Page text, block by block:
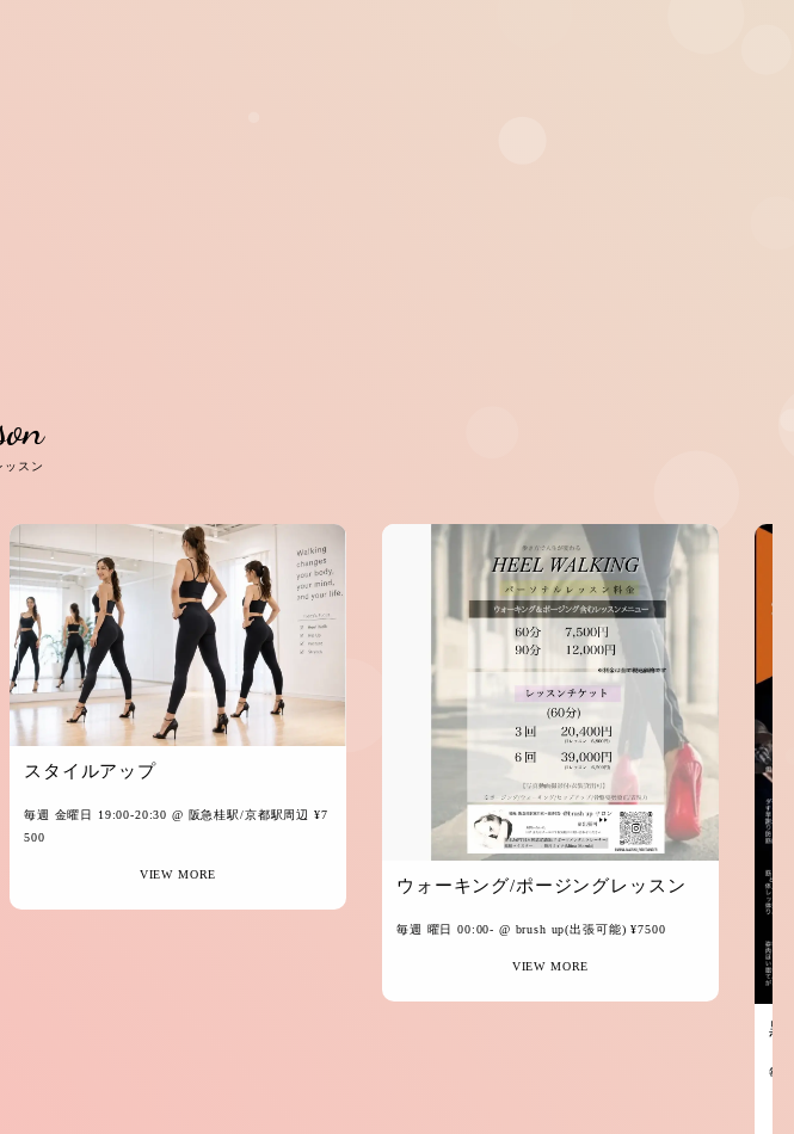
ッスン
スタイルアップ
毎週 金曜日 19:00-20:30 @ 阪急桂駅/京都駅周辺 ¥7
500
VIEW MORE
ウォーキング/ポージングレッスン
毎週 曜日 00:00- @ brush up(出張可能) ¥7500
VIEW MORE
黒
毎